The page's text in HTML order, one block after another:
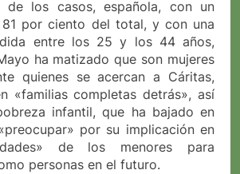
los casos, española, con un
por ciento del total, y con una
entre los 25 y los 44 años,
ha matizado que son mujeres
quienes se acercan a Cáritas,
«familias completas detrás», así
infantil, que ha bajado en
por su implicación en
de los menores para
personas en el futuro.